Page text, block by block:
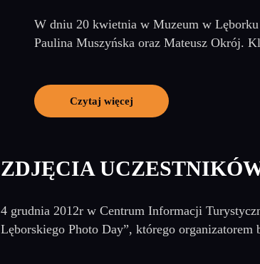
W dniu 20 kwietnia w Muzeum w
Paulina Muszyńska oraz Mateusz Okrój.
Czytaj więcej
ZDJĘCIA
4 grudnia 2012r w Centrum Informacji
Lęborskiego Photo Day”, którego